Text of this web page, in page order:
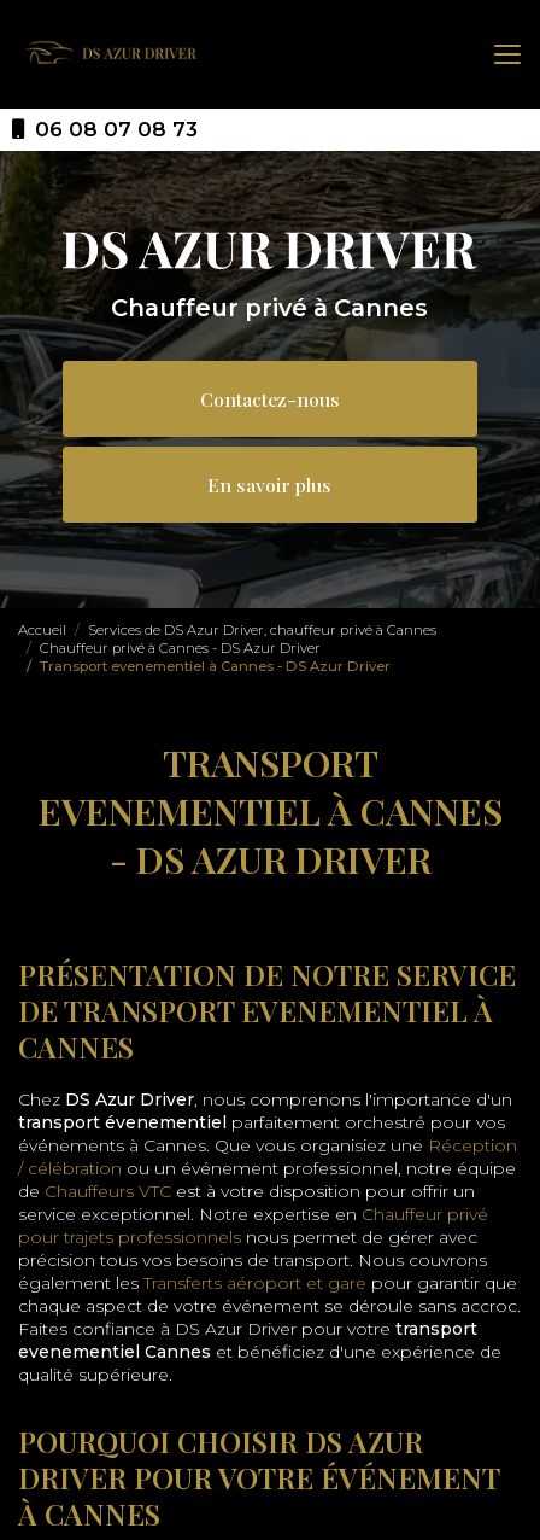
contenu
06 08 07 08 73
Chauffeur privé à Cannes
Contactez-nous
En savoir plus
Accueil
Services de DS Azur Driver, chauffeur privé à Cannes
Chauffeur privé à Cannes - DS Azur Driver
Transport evenementiel à Cannes - DS Azur Driver
TRANSPORT
EVENEMENTIEL À CANNES
- DS AZUR DRIVER
PRÉSENTATION DE NOTRE SERVICE
DE TRANSPORT EVENEMENTIEL À
CANNES
Chez DS Azur Driver, nous comprenons l'importance d'un
transport évenementiel parfaitement orchestré pour vos
événements à Cannes. Que vous organisiez une Réception
/ célébration ou un événement professionnel, notre équipe
de Chauffeurs VTC est à votre disposition pour offrir un
service exceptionnel. Notre expertise en Chauffeur privé
pour trajets professionnels nous permet de gérer avec
précision tous vos besoins de transport. Nous couvrons
également lesTransferts aéroport et gare pour garantir que
chaque aspect de votre événement se déroule sans accroc.
Faites confiance à DS Azur Driver pour votre transport
evenementiel Cannes et bénéficiez d'une expérience de
qualité supérieure.
POURQUOI CHOISIR DS AZUR
DRIVER POUR VOTRE ÉVÉNEMENT
À CANNES